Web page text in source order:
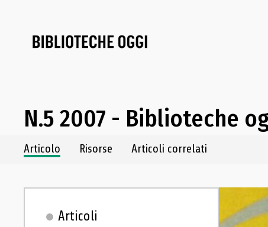
N.5 2007 - Biblioteche
Navigazione dei contenuti del fascicolo
Articolo Risorse Articoli correlati
Articoli